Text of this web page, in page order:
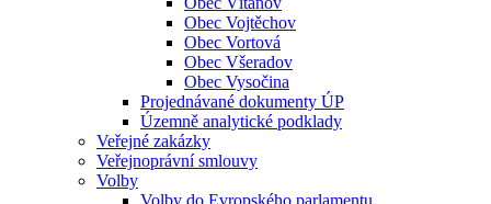
Obec Vojtěchov
Obec Vortová
Obec Všeradov
Obec Vysočina
Projednávané dokumenty ÚP
Územně analytické podklady
Veřejné zakázky
Veřejnoprávní smlouvy
Volby
Volby do Evropského parlamentu